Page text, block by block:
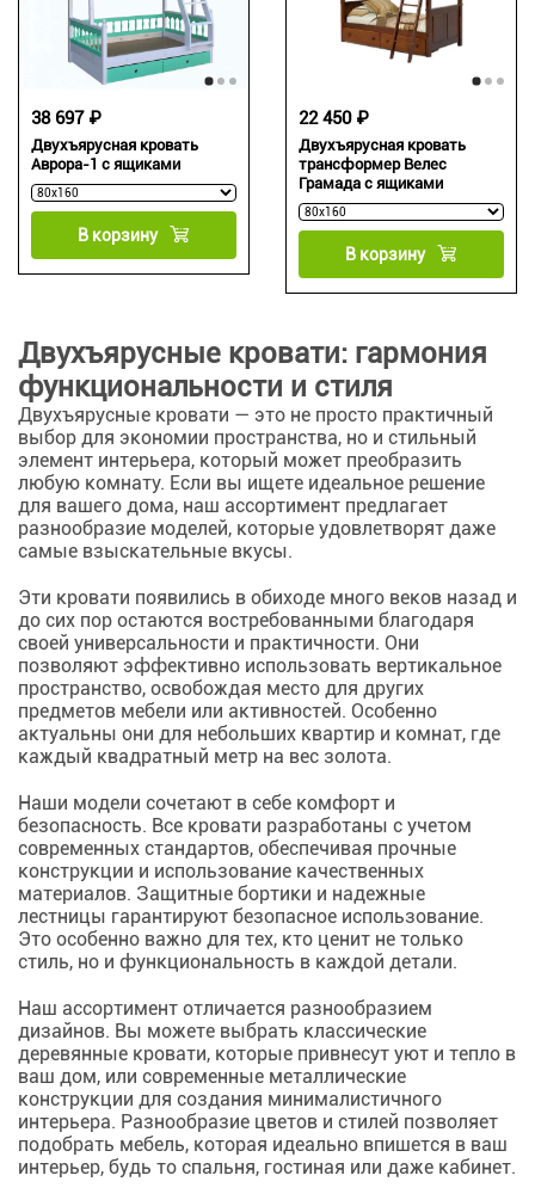
Двухъярусная кровать
Аврора-1 с ящиками
38 697 ₽
В корзину
Двухъярусная кровать
трансформер Велес
Грамада с ящиками
22 450 ₽
В корзину
Двухъярусные кровати: гармония
функциональности и стиля
Двухъярусные кровати — это не просто практичный
выбор для экономии пространства, но и стильный
элемент интерьера, который может преобразить
любую комнату. Если вы ищете идеальное решение
для вашего дома, наш ассортимент предлагает
разнообразие моделей, которые удовлетворят даже
самые взыскательные вкусы.
Эти кровати появились в обиходе много веков назад и
до сих пор остаются востребованными благодаря
своей универсальности и практичности. Они
позволяют эффективно использовать вертикальное
пространство, освобождая место для других
предметов мебели или активностей. Особенно
актуальны они для небольших квартир и комнат, где
каждый квадратный метр на вес золота.
Наши модели сочетают в себе комфорт и
безопасность. Все кровати разработаны с учетом
современных стандартов, обеспечивая прочные
конструкции и использование качественных
материалов. Защитные бортики и надежные
лестницы гарантируют безопасное использование.
Это особенно важно для тех, кто ценит не только
стиль, но и функциональность в каждой детали.
Наш ассортимент отличается разнообразием
дизайнов. Вы можете выбрать классические
деревянные кровати, которые привнесут уют и тепло в
ваш дом, или современные металлические
конструкции для создания минималистичного
интерьера. Разнообразие цветов и стилей позволяет
подобрать мебель, которая идеально впишется в ваш
интерьер, будь то спальня, гостиная или даже кабинет.